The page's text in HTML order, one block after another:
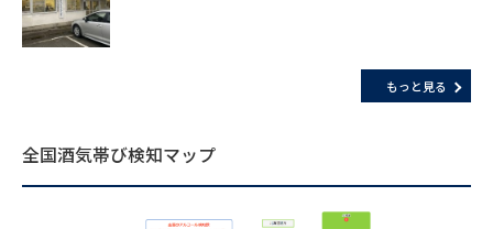
もっと見る
全国酒気帯び検知マップ